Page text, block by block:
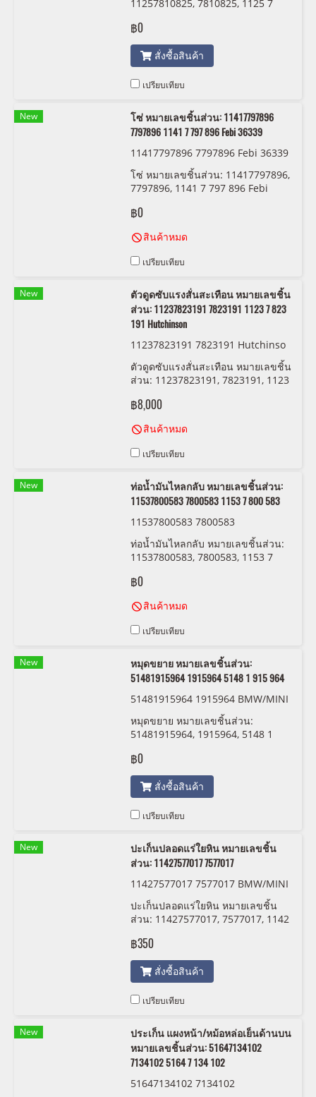
11257810825, 7810825, 1125 7
฿0
สั่งซื้อสินค้า
เปรียบเทียบ
New
โซ่ หมายเลขชิ้นส่วน: 11417797896
7797896 1141 7 797 896 Febi 36339
11417797896 7797896 Febi 36339
โซ่ หมายเลขชิ้นส่วน: 11417797896,
7797896, 1141 7 797 896 Febi
฿0
สินค้าหมด
เปรียบเทียบ
New
ตัวดูดซับแรงสั่นสะเทือน หมายเลขชิ้น
ส่วน: 11237823191 7823191 1123 7 823
191 Hutchinson
11237823191 7823191 Hutchinso
ตัวดูดซับแรงสั่นสะเทือน หมายเลขชิ้น
ส่วน: 11237823191, 7823191, 1123
฿8,000
สินค้าหมด
เปรียบเทียบ
New
ท่อน้ำมันไหลกลับ หมายเลขชิ้นส่วน:
11537800583 7800583 1153 7 800 583
11537800583 7800583
ท่อน้ำมันไหลกลับ หมายเลขชิ้นส่วน:
11537800583, 7800583, 1153 7
฿0
สินค้าหมด
เปรียบเทียบ
New
หมุดขยาย หมายเลขชิ้นส่วน:
51481915964 1915964 5148 1 915 964
51481915964 1915964 BMW/MINI
หมุดขยาย หมายเลขชิ้นส่วน:
51481915964, 1915964, 5148 1
฿0
สั่งซื้อสินค้า
เปรียบเทียบ
New
ปะเก็นปลอดแร่ใยหิน หมายเลขชิ้น
ส่วน: 11427577017 7577017
11427577017 7577017 BMW/MINI
ปะเก็นปลอดแร่ใยหิน หมายเลขชิ้น
ส่วน: 11427577017, 7577017, 1142
฿350
สั่งซื้อสินค้า
เปรียบเทียบ
New
ประเก็น แผงหน้า/หม้อหล่อเย็นด้านบน
หมายเลขชิ้นส่วน: 51647134102
7134102 5164 7 134 102
51647134102 7134102